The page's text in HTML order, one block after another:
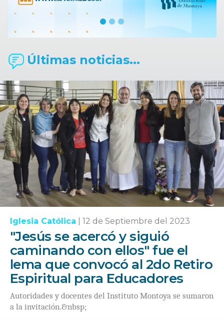
Últimas noticias...
Iglesia Católica 12 de Septiembre del 2023
"Jesús se acercó y siguió
caminando con ellos" fue el
lema que convocó al 2do Retiro
Espiritual para Educadores
Autoridades y docentes del Instituto Montoya se sumaron
a la invitación.&nbsp;